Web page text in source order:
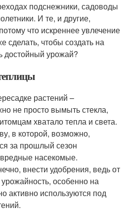
подснежники, садоводы
И те, и другие,
что искреннее увлечение
сделать, чтобы создать на
достойный урожай?
растений –
не просто вымыть стекла,
хватало тепла и света.
в которой, возможно,
за прошлый сезон
насекомые.
внести удобрения, ведь от
особенно на
активно используются под